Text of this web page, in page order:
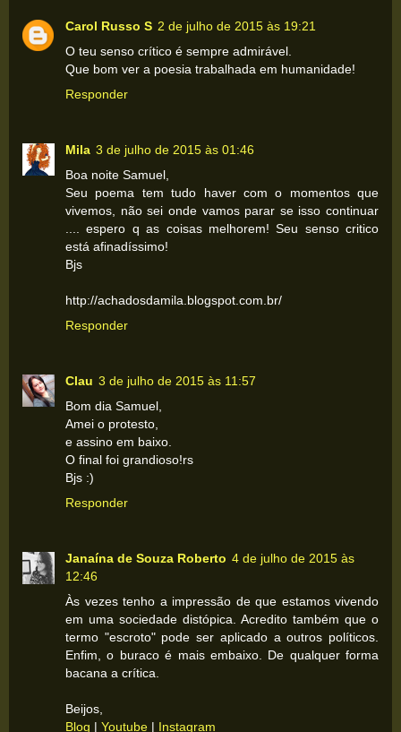
Carol Russo S 2 de julho de 2015 às 19:21
O teu senso crítico é sempre admirável.
Que bom ver a poesia trabalhada em humanidade!
Responder
Mila 3 de julho de 2015 às 01:46
Boa noite Samuel,
Seu poema tem tudo haver com o momentos que
vivemos, não sei onde vamos parar se isso continuar
.... espero q as coisas melhorem! Seu senso critico
está afinadíssimo!
Bjs
http://achadosdamila.blogspot.com.br/
Responder
Clau 3 de julho de 2015 às 11:57
Bom dia Samuel,
Amei o protesto,
e assino em baixo.
O final foi grandioso!rs
Bjs :)
Responder
Janaína de Souza Roberto 4 de julho de 2015 às
12:46
Às vezes tenho a impressão de que estamos vivendo
em uma sociedade distópica. Acredito também que o
termo "escroto" pode ser aplicado a outros políticos.
Enfim, o buraco é mais embaixo. De qualquer forma
bacana a crítica.
Beijos,
Blog | Youtube | Instagram